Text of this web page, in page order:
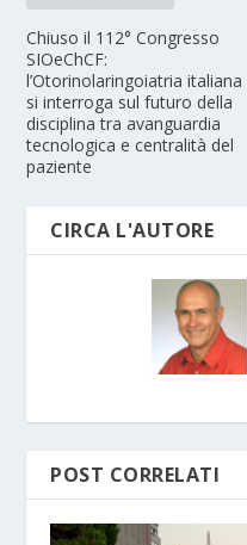
Chiuso il 112° Congresso
SIOeChCF:
l’Otorinolaringoiatria italiana
si interroga sul futuro della
disciplina tra avanguardia
tecnologica e centralità del
paziente
CIRCA L'AUTORE
POST CORRELATI